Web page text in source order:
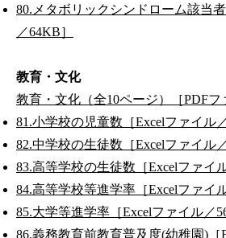
80.メタボリックシンドローム該当
／64KB］
教育・文化
教育・文化（全10ページ）［PDFフ
81.小学校の児童数［Excelファイル
82.中学校の生徒数［Excelファイル
83.高等学校の生徒数［Excelファイ
84.高等学校等進学率［Excelファイ
85.大学等進学率［Excelファイル／
86.義務教育前教育普及度(幼稚園)［